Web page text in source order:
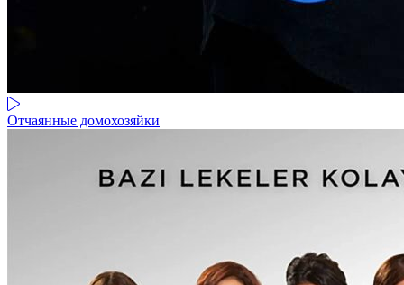
Отчаянные домохозяйки